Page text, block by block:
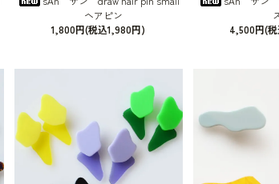
ヘアピン
1,800円(税込1,980円)
4,500円(